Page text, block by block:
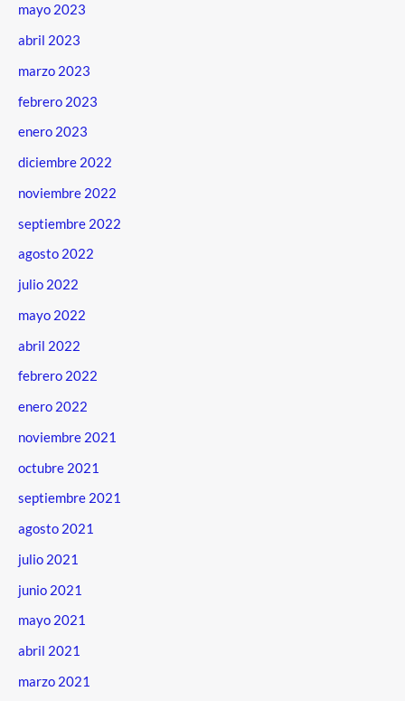
mayo 2023
abril 2023
marzo 2023
febrero 2023
enero 2023
diciembre 2022
noviembre 2022
septiembre 2022
agosto 2022
julio 2022
mayo 2022
abril 2022
febrero 2022
enero 2022
noviembre 2021
octubre 2021
septiembre 2021
agosto 2021
julio 2021
junio 2021
mayo 2021
abril 2021
marzo 2021